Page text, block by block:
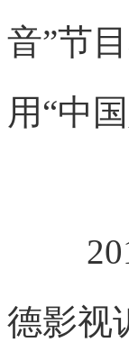
音”节
用“中
德影视